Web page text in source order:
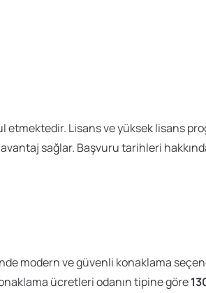
etmektedir. Lisans ve yüksek lisans
sağlar. Başvuru tarihleri
modern ve güvenli konaklama
ücretleri odanın tipine göre